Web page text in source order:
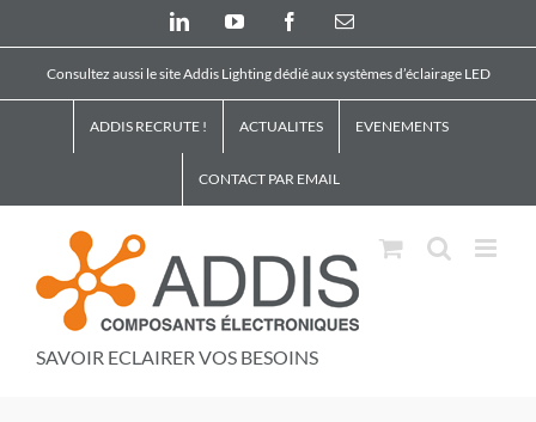
LinkedInYouTube FacebookEmail
Consultez aussi le site Addis Lighting dédié aux systèmes d’éclairage LED
ADDIS RECRUTE ! ACTUALITES EVENEMENTS
CONTACT PAR EMAIL
SAVOIR ECLAIRER VOS BESOINS